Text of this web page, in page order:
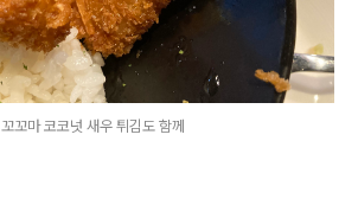
꼬꼬마 코코넛 새우 튀김도 함께